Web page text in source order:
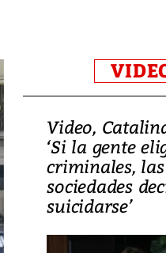
Video,
‘Si la gente
criminales, las
sociedades
suicidarse’